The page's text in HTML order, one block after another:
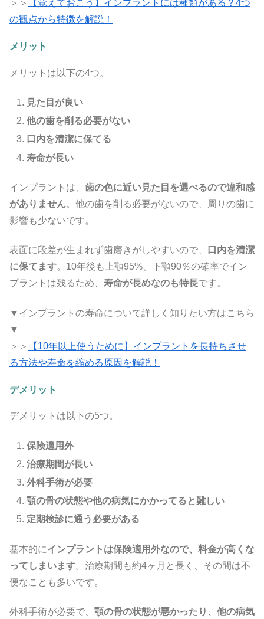
＞＞
【覚えておこう】インプラントには種類がある？4つ
の観点から特徴を解説！
メリット
メリットは以下の4つ。
見た目が良い
他の歯を削る必要がない
口内を清潔に保てる
寿命が長い
インプラントは、 歯の色に近い見た目を選べるので違和感
がありません。他の歯を削る必要がないので、周りの歯に
影響も少ないです。
表面に段差が生まれず歯磨きがしやすいので、
口内を清潔
に保てます。10年後も上顎95%、下顎90％の確率でイン
プラントは残るため、 寿命が長めなのも特長です。
▼インプラントの寿命について詳しく知りたい方はこちら
▼
＞＞
【10年以上使うために】インプラントを長持ちさせ
る方法や寿命を縮める原因を解説！
デメリット
デメリットは以下の5つ。
保険適用外
治療期間が長い
外科手術が必要
顎の骨の状態や他の病気にかかってると難しい
定期検診に通う必要がある
基本的にインプラントは保険適用外なので、料金が高くな
ってしまいます。治療期間も約4ヶ月と長く、その間は不
便なことも多いです。
外科手術が必要で、 顎の骨の状態が悪かったり、他の病気